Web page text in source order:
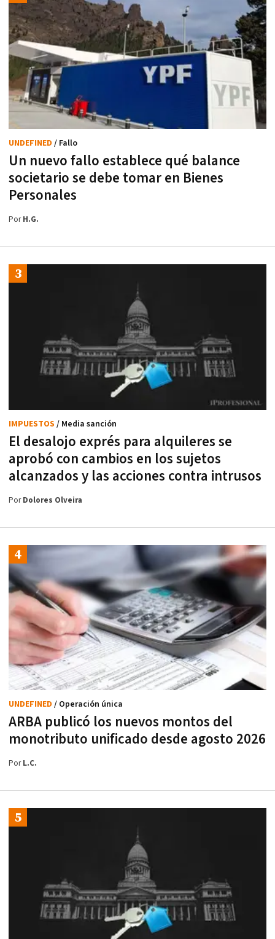
Un nuevo fallo establece qué balance
societario se debe tomar en Bienes
Personales
UNDEFINED / Fallo
PorH.G.
El desalojo exprés para alquileres se
aprobó con cambios en los sujetos
alcanzados y las acciones contra intrusos
IMPUESTOS / Media sanción
PorDolores Olveira
ARBA publicó los nuevos montos del
monotributo unificado desde agosto 2026
UNDEFINED / Operación única
PorL.C.